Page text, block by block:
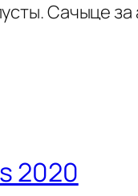
Сачыце
2020